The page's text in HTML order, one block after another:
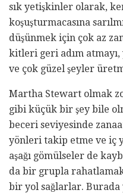
sık yetişkinler olarak,
koşuşturmacasına
düşünmek için çok az
kitleri geri adım
ve çok güzel şeyler
Martha Stewart olmak
gibi küçük bir şey bile
beceri seviyesinde
yönleri takip etme ve iç
aşağı gömülseler de
da bir grupla
bir yol sağlarlar.